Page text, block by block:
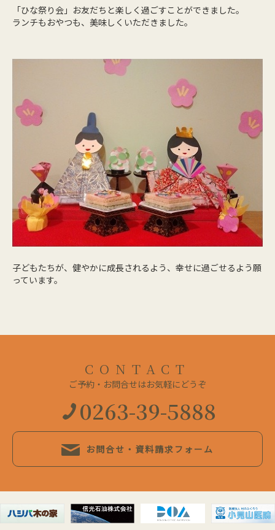
「ひな祭り会」お友だちと楽しく過ごすことができました。
ランチもおやつも、美味しくいただきました。
子どもたちが、健やかに成長されるよう、幸せに過ごせるよう願
っています。
CONTACT
ご予約・お問合せはお気軽にどうぞ
0263-39-5888
お問合せ・資料請求フォーム